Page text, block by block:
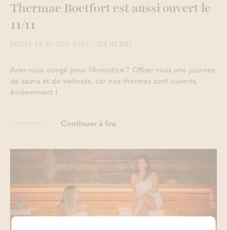
Thermae Boetfort est aussi ouvert le
11/11
POSTÉ LE 31 OCT 2025 - GÉNÉRAL
Avez-vous congé pour l'Armistice ? Offrez-vous une journée
de sauna et de wellness, car nos thermes sont ouverts,
évidemment !
Continuer à lire